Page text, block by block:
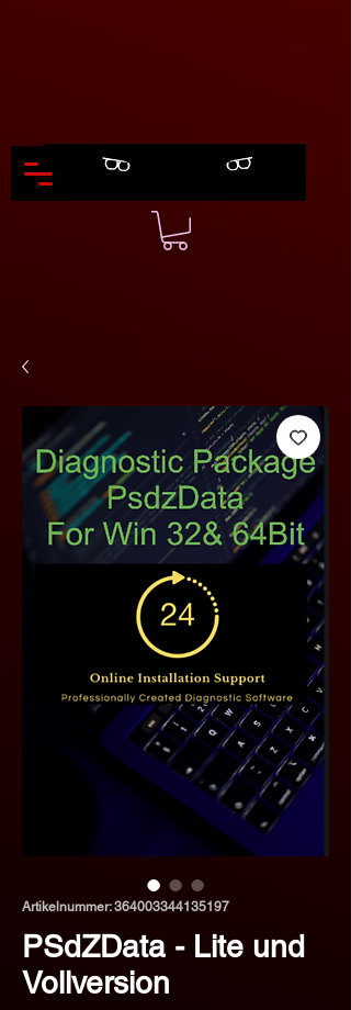
Artikelnummer: 364003344135197
PSdZData - Lite und
Vollversion